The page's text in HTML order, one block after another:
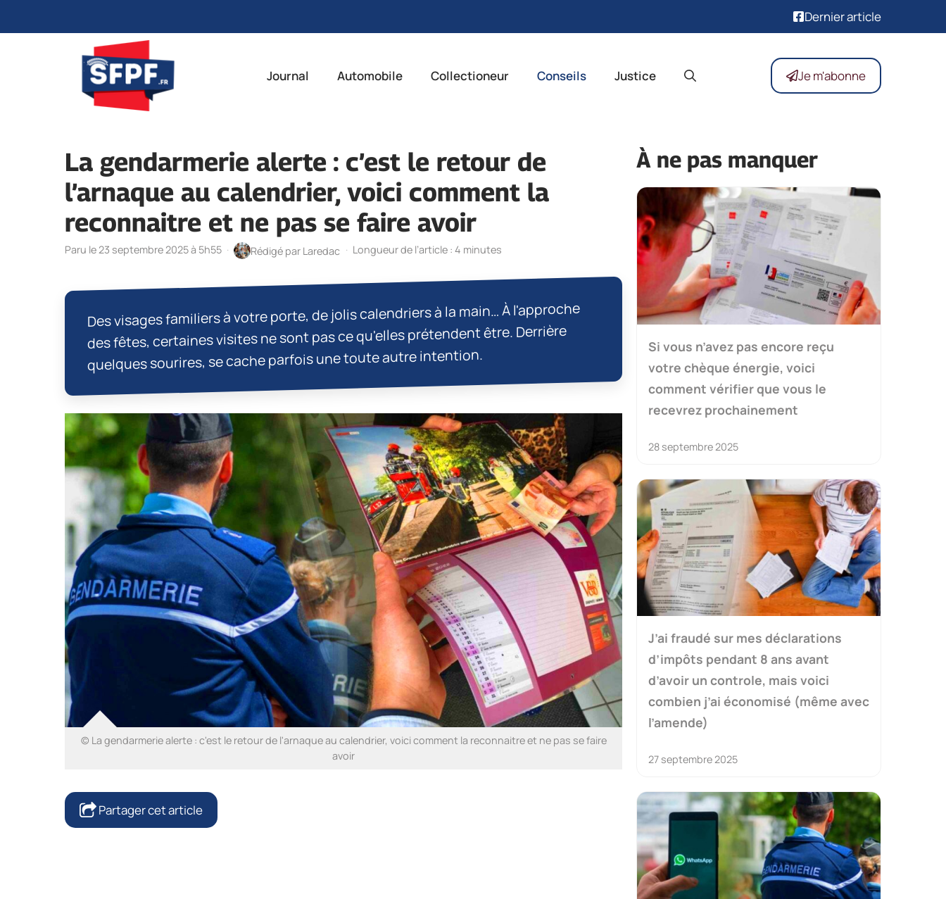
Dernier article
Journal Automobile Collectioneur Conseils Justice Je m'abonne
La gendarmerie alerte : c’est le retour de
l’arnaque au calendrier, voici comment la
reconnaitre et ne pas se faire avoir
Paru le 23 septembre 2025 à 5h55 · Rédigé par Laredac · Longueur de l’article : 4 minutes
Des visages familiers à votre porte, de jolis calendriers à la main… À l'approche
des fêtes, certaines visites ne sont pas ce qu'elles prétendent être. Derrière
quelques sourires, se cache parfois une toute autre intention.
© La gendarmerie alerte : c'est le retour de l'arnaque au calendrier, voici comment la reconnaitre et ne pas se faire
avoir
Partager cet article
À ne pas manquer
Si vous n’avez pas encore reçu
votre chèque énergie, voici
comment vérifier que vous le
recevrez prochainement
28 septembre 2025
J’ai fraudé sur mes déclarations
d’impôts pendant 8 ans avant
d’avoir un controle, mais voici
combien j’ai économisé (même avec
l’amende)
27 septembre 2025